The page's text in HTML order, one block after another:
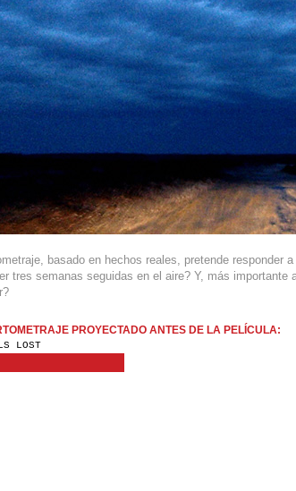
basado en hechos reales, pretende responder
tres semanas seguidas en el aire? Y, más
PROYECTADO ANTES DE LA PELÍCULA:
LOST